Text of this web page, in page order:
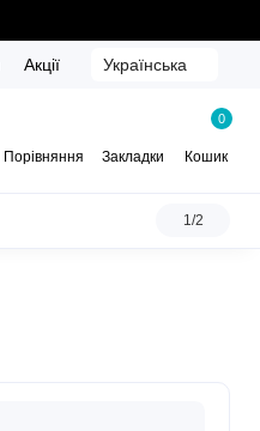
Акції Українська
Порівняння Закладки
0
Кошик
1/2